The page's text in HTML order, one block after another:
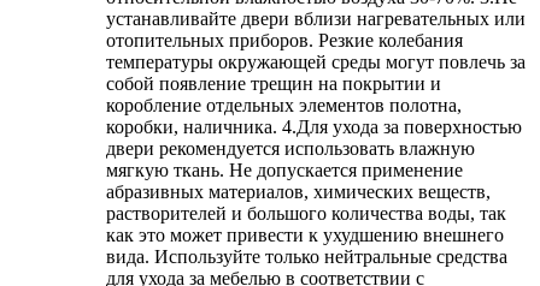
устанавливайте двери вблизи нагревательных или
отопительных приборов. Резкие колебания
температуры окружающей среды могут повлечь за
собой появление трещин на покрытии и
коробление отдельных элементов полотна,
коробки, наличника. 4.Для ухода за поверхностью
двери рекомендуется использовать влажную
мягкую ткань. Не допускается применение
абразивных материалов, химических веществ,
растворителей и большого количества воды, так
как это может привести к ухудшению внешнего
вида. Используйте только нейтральные средства
для ухода за мебелью в соответствии с